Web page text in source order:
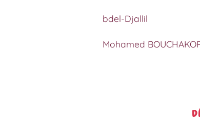
bdel-Djallil
Mohamed